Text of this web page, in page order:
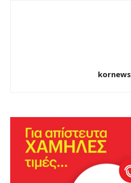
kornews